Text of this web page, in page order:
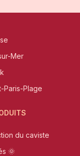
Mer
Paris-Plage
du caviste
🌞